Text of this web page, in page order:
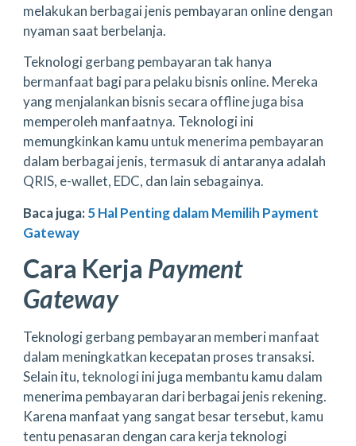
melakukan berbagai jenis pembayaran online dengan
nyaman saat berbelanja.
Teknologi gerbang pembayaran tak hanya
bermanfaat bagi para pelaku bisnis online. Mereka
yang menjalankan bisnis secara offline juga bisa
memperoleh manfaatnya. Teknologi ini
memungkinkan kamu untuk menerima pembayaran
dalam berbagai jenis, termasuk di antaranya adalah
QRIS, e-wallet, EDC, dan lain sebagainya.
Baca juga:5 Hal Penting dalam Memilih Payment
Gateway
Cara Kerja Payment
Gateway
Teknologi gerbang pembayaran memberi manfaat
dalam meningkatkan kecepatan proses transaksi.
Selain itu, teknologi ini juga membantu kamu dalam
menerima pembayaran dari berbagai jenis rekening.
Karena manfaat yang sangat besar tersebut, kamu
tentu penasaran dengan cara kerja teknologi